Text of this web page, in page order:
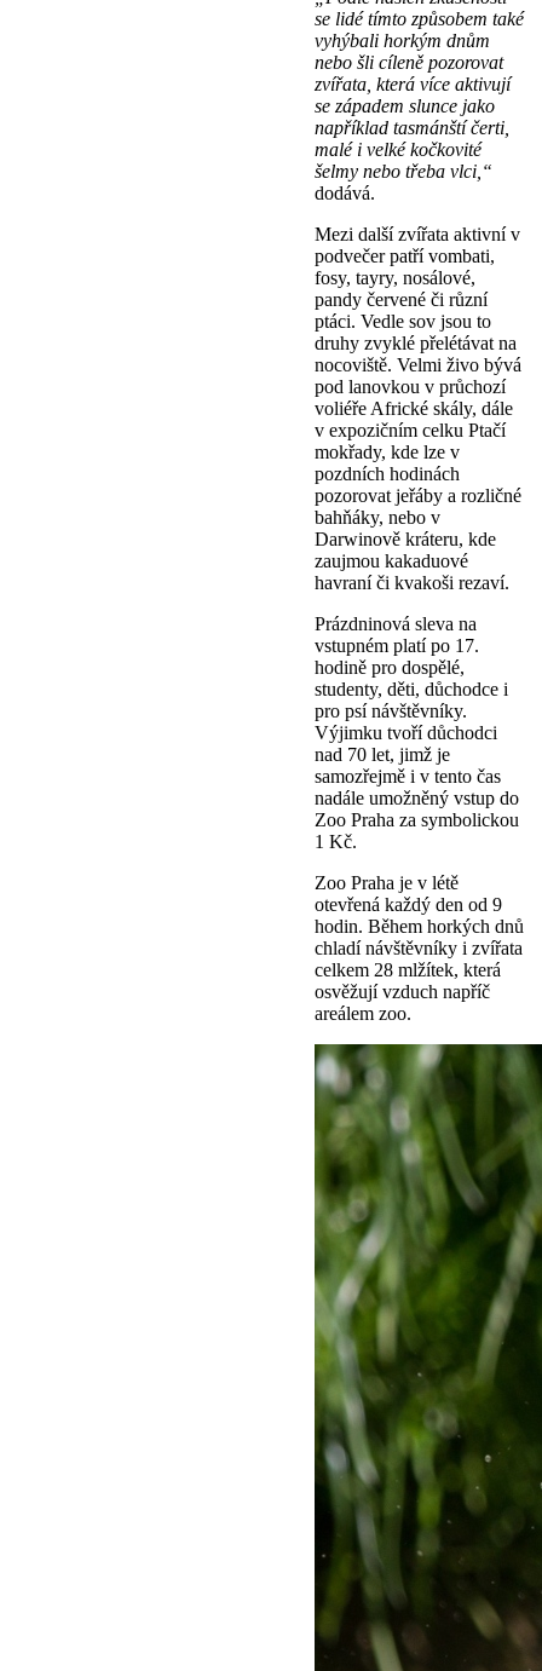
se lidé tímto způsobem také
vyhýbali horkým dnům
nebo šli cíleně pozorovat
zvířata, která více aktivují
se západem slunce jako
například tasmánští čerti,
malé i velké kočkovité
šelmy nebo třeba vlci,“
dodává.
Mezi další zvířata aktivní v
podvečer patří vombati,
fosy, tayry, nosálové,
pandy červené či různí
ptáci. Vedle sov jsou to
druhy zvyklé přelétávat na
nocoviště. Velmi živo bývá
pod lanovkou v průchozí
voliéře Africké skály, dále
v expozičním celku Ptačí
mokřady, kde lze v
pozdních hodinách
pozorovat jeřáby a rozličné
bahňáky, nebo v
Darwinově kráteru, kde
zaujmou kakaduové
havraní či kvakoši rezaví.
Prázdninová sleva na
vstupném platí po 17.
hodině pro dospělé,
studenty, děti, důchodce i
pro psí návštěvníky.
Výjimku tvoří důchodci
nad 70 let, jimž je
samozřejmě i v tento čas
nadále umožněný vstup do
Zoo Praha za symbolickou
1 Kč.
Zoo Praha je v létě
otevřená každý den od 9
hodin. Během horkých dnů
chladí návštěvníky i zvířata
celkem 28 mlžítek, která
osvěžují vzduch napříč
areálem zoo.